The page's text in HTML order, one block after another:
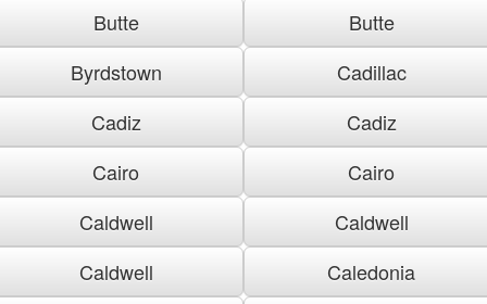
Butte
Butte
Byrdstown
Cadillac
Cadiz
Cadiz
Cairo
Cairo
Caldwell
Caldwell
Caldwell
Caledonia